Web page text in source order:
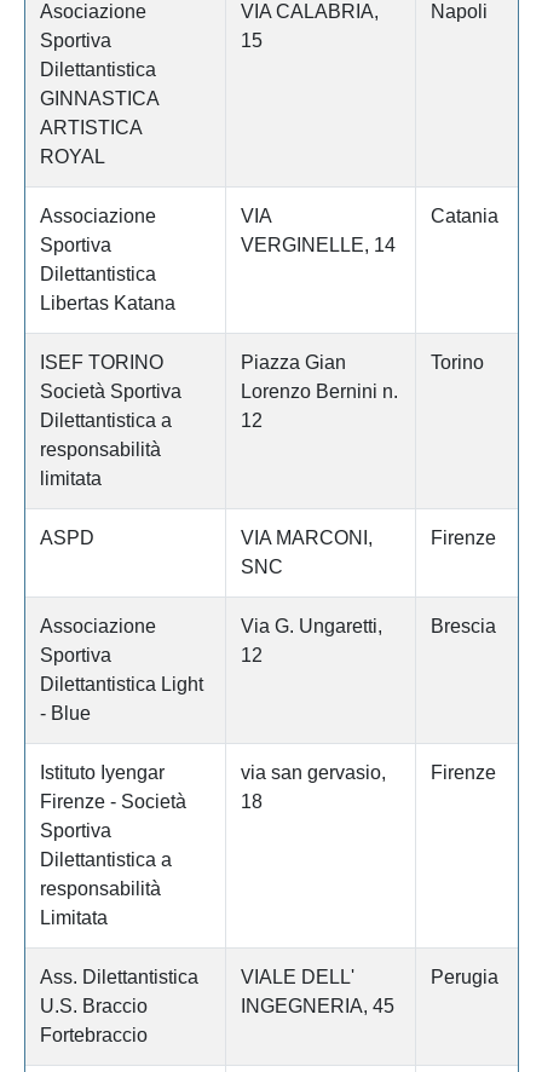
Asociazione
Sportiva
Dilettantistica
GINNASTICA
ARTISTICA
ROYAL
VIA CALABRIA,
15
Napoli
Associazione
Sportiva
Dilettantistica
Libertas Katana
VIA
VERGINELLE, 14
Catania
ISEF TORINO
Società Sportiva
Dilettantistica a
responsabilità
limitata
Piazza Gian
Lorenzo Bernini n.
12
Torino
ASPD
VIA MARCONI,
SNC
Firenze
Associazione
Sportiva
Dilettantistica Light
- Blue
Via G. Ungaretti,
12
Brescia
Istituto Iyengar
Firenze - Società
Sportiva
Dilettantistica a
responsabilità
Limitata
via san gervasio,
18
Firenze
Ass. Dilettantistica
U.S. Braccio
Fortebraccio
VIALE DELL'
INGEGNERIA, 45
Perugia